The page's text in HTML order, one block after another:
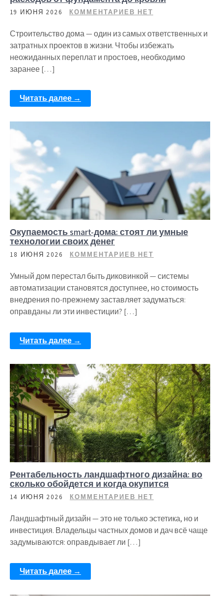
19 ИЮНЯ 2026 КОММЕНТАРИЕВ НЕТ
Строительство дома — один из самых ответственных и
затратных проектов в жизни. Чтобы избежать
неожиданных переплат и простоев, необходимо
заранее […]
Читать далее →
Окупаемость smart-дома: стоят ли умные
технологии своих денег
18 ИЮНЯ 2026 КОММЕНТАРИЕВ НЕТ
Умный дом перестал быть диковинкой — системы
автоматизации становятся доступнее, но стоимость
внедрения по-прежнему заставляет задуматься:
оправданы ли эти инвестиции? […]
Читать далее →
Рентабельность ландшафтного дизайна: во
сколько обойдется и когда окупится
14 ИЮНЯ 2026 КОММЕНТАРИЕВ НЕТ
Ландшафтный дизайн — это не только эстетика, но и
инвестиция. Владельцы частных домов и дач всё чаще
задумываются: оправдывает ли […]
Читать далее →